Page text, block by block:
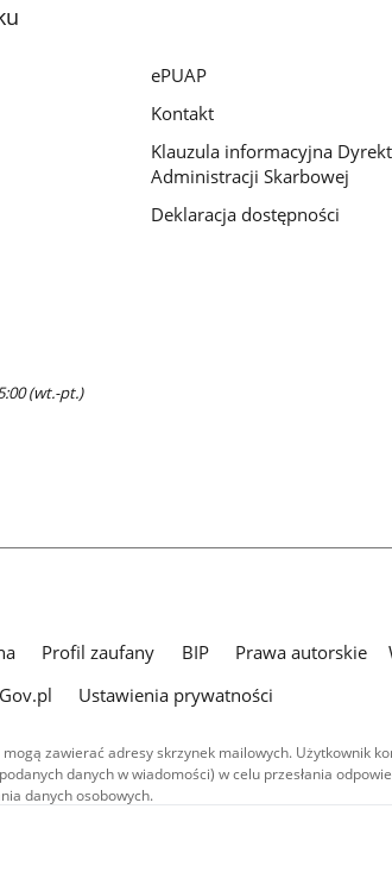
(wt.-pt.)
ePUAP
Kontakt
Klauzula informacyjna
Administracji Skarbowej
Deklaracja dostępności
Profil zaufany BIP Prawa autorskie
Ustawienia prywatności
zawierać adresy skrzynek mailowych. Użytkownik
danych w wiadomości) w celu przesłania
danych osobowych.
w serwisie (z wyłączeniem treści audiowizualnych), są
Creative Commons: uznanie autorstwa - na tych samych